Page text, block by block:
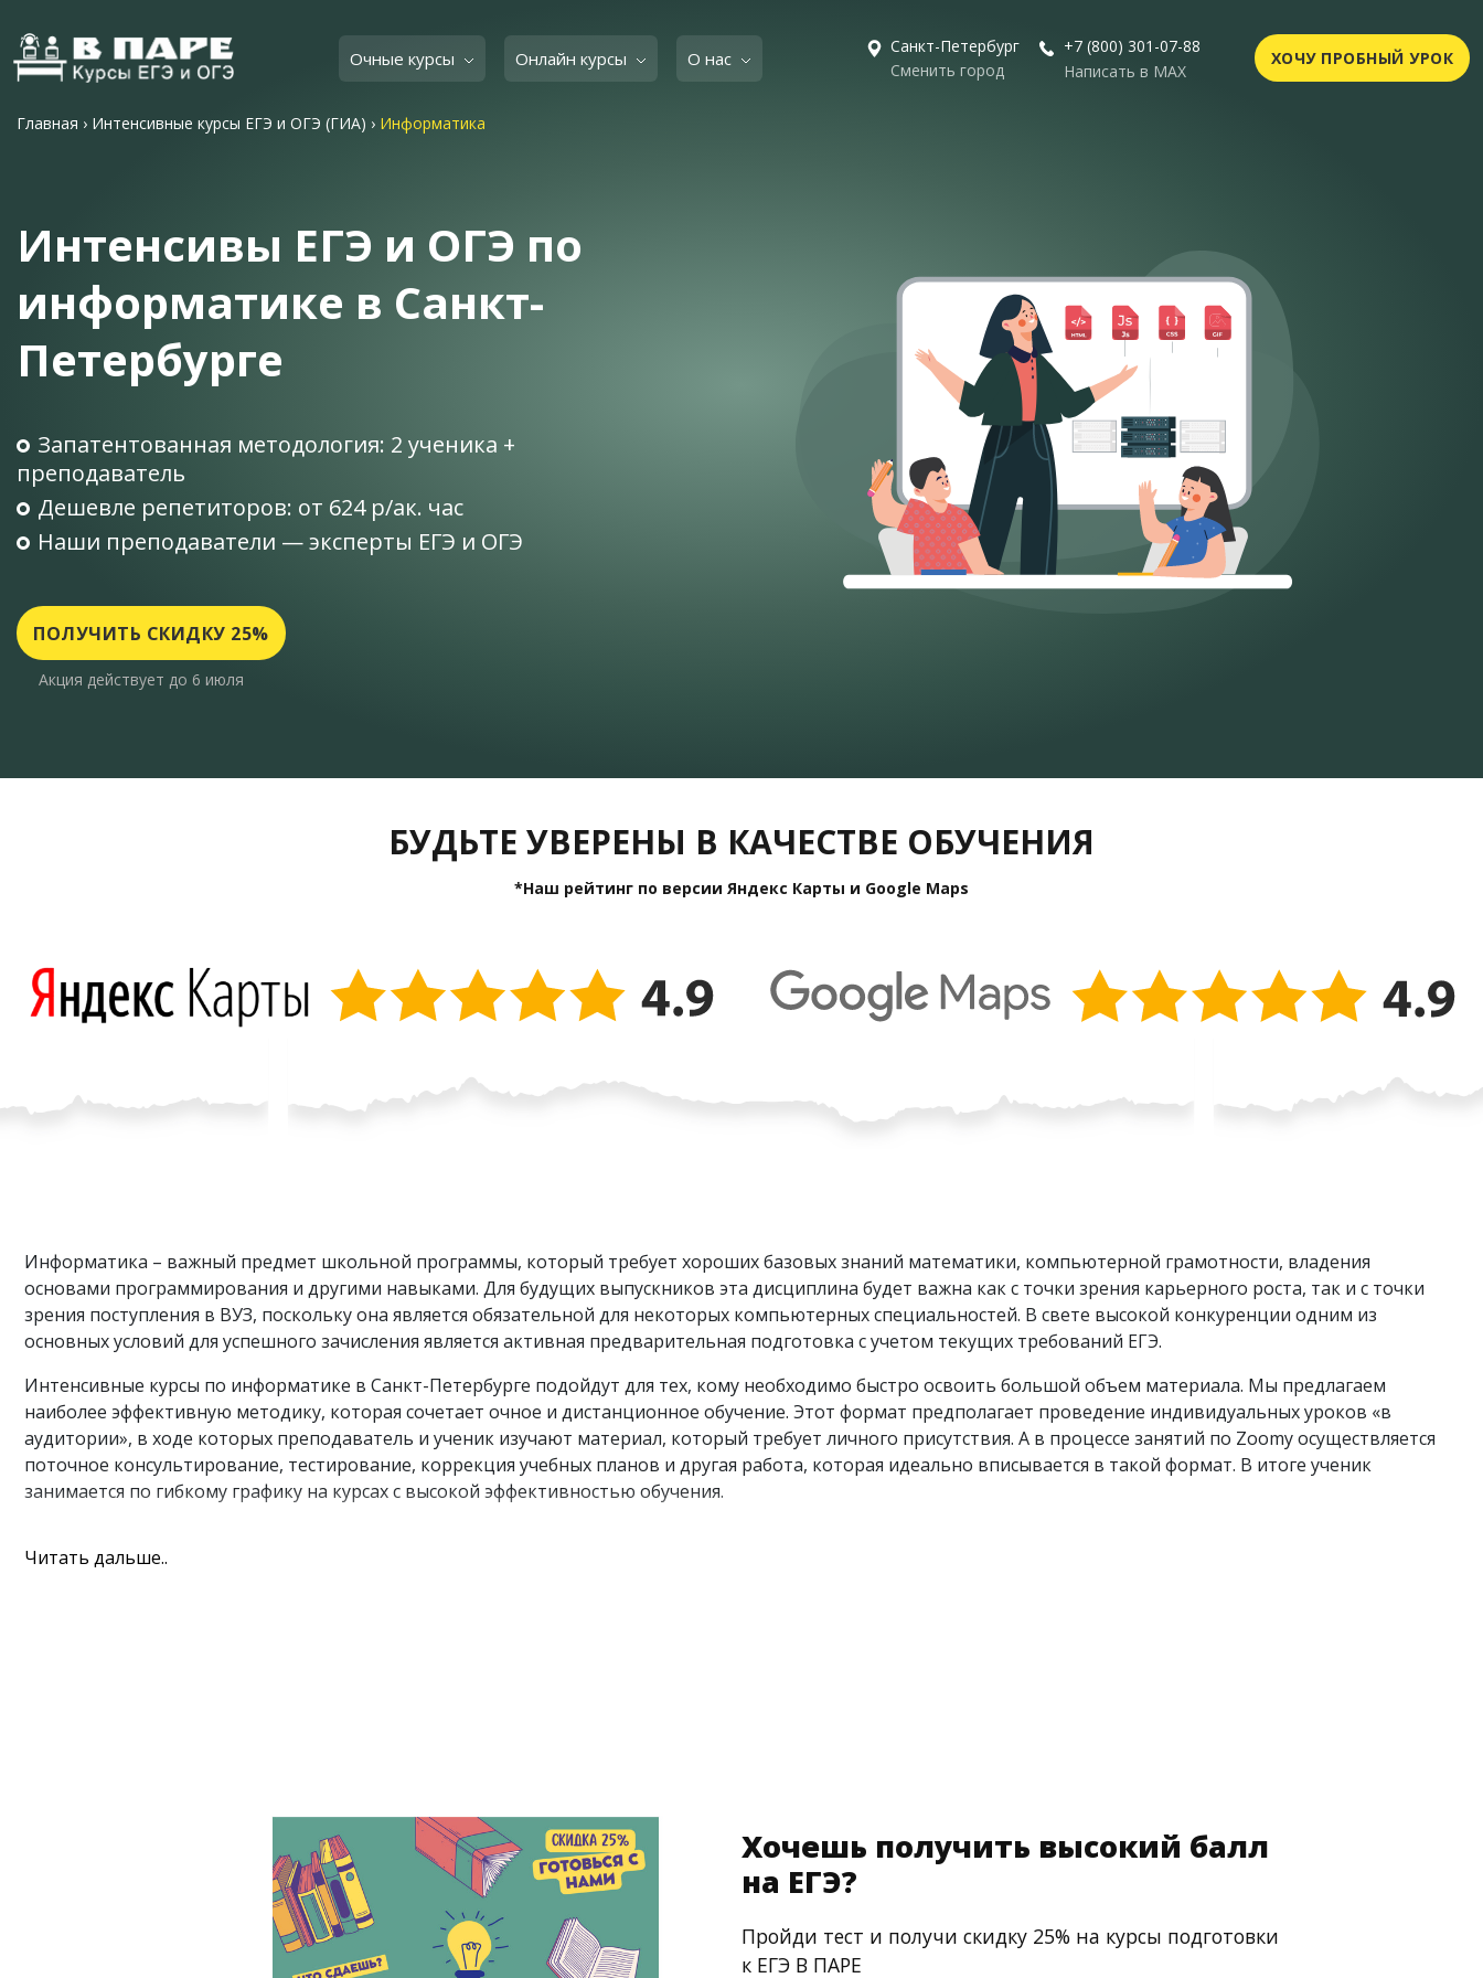
Очные курсы Онлайн курсы О нас
Санкт-Петербург
Сменить город
+7 (800) 301-07-88
Написать в MAX
ХОЧУ ПРОБНЫЙ УРОК
Главная › Интенсивные курсы ЕГЭ и ОГЭ (ГИА) › Информатика
Интенсивы ЕГЭ и ОГЭ по
информатике в Санкт-
Петербурге
Запатентованная методология: 2 ученика +
преподаватель
Дешевле репетиторов: от 624 р/ак. час
Наши преподаватели — эксперты ЕГЭ и ОГЭ
ПОЛУЧИТЬ СКИДКУ 25%
Акция действует до 6 июля
БУДЬТЕ УВЕРЕНЫ В КАЧЕСТВЕ ОБУЧЕНИЯ
*Наш рейтинг по версии Яндекс Карты и Google Maps
Информатика – важный предмет школьной программы, который требует хороших базовых знаний математики, компьютерной грамотности, владения
основами программирования и другими навыками. Для будущих выпускников эта дисциплина будет важна как с точки зрения карьерного роста, так и с точки
зрения поступления в ВУЗ, поскольку она является обязательной для некоторых компьютерных специальностей. В свете высокой конкуренции одним из
основных условий для успешного зачисления является активная предварительная подготовка с учетом текущих требований ЕГЭ.
Интенсивные курсы по информатике в Санкт-Петербурге подойдут для тех, кому необходимо быстро освоить большой объем материала. Мы предлагаем
наиболее эффективную методику, которая сочетает очное и дистанционное обучение. Этот формат предполагает проведение индивидуальных уроков «в
аудитории», в ходе которых преподаватель и ученик изучают материал, который требует личного присутствия. А в процессе занятий по Zoomу осуществляется
поточное консультирование, тестирование, коррекция учебных планов и другая работа, которая идеально вписывается в такой формат. В итоге ученик
занимается по гибкому графику на курсах с высокой эффективностью обучения.
Читать дальше..
Хочешь получить высокий балл
на ЕГЭ?
Пройди тест и получи скидку 25% на курсы подготовки
к ЕГЭ В ПАРЕ